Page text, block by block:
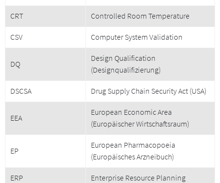
CRT Controlled Room Temperature
CSV Computer System Validation
DQ
Design Qualification
(Designqualifizierung)
DSCSA Drug Supply Chain Security Act (USA)
EEA
European Economic Area
(Europäischer Wirtschaftsraum)
EP
European Pharmacopoeia
(Europäisches Arzneibuch)
ERP Enterprise Resource Planning